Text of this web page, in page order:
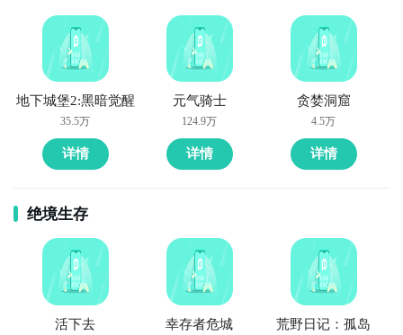
连GD都在玩的游戏APP
点击高速下载和GD一起面对面
地下城堡2:黑暗觉醒
35.5万
详情
元气骑士
124.9万
详情
贪婪洞窟
4.5万
详情
绝境生存
活下去 幸存者危城 荒野日记：孤岛